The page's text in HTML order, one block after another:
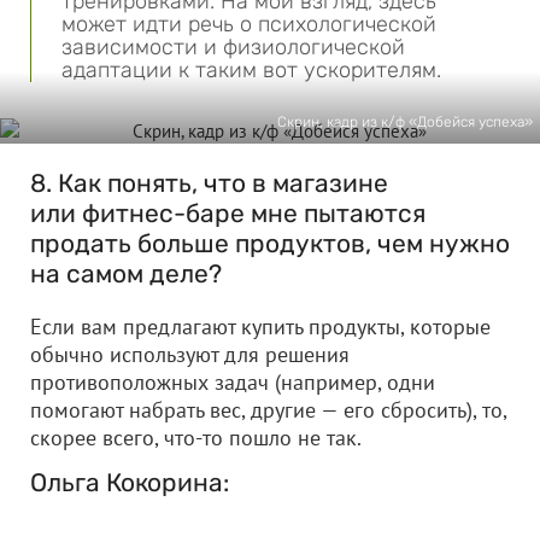
может идти речь о психологической
зависимости и физиологической
адаптации к таким вот ускорителям.
Скрин, кадр из к/ф «Добейся успеха»
8. Как понять, что в магазине
или фитнес-баре мне пытаются
продать больше продуктов, чем нужно
на самом деле?
Если вам предлагают купить продукты, которые
обычно используют для решения
противоположных задач (например, одни
помогают набрать вес, другие — его сбросить), то,
скорее всего, что-то пошло не так.
Ольга Кокорина: